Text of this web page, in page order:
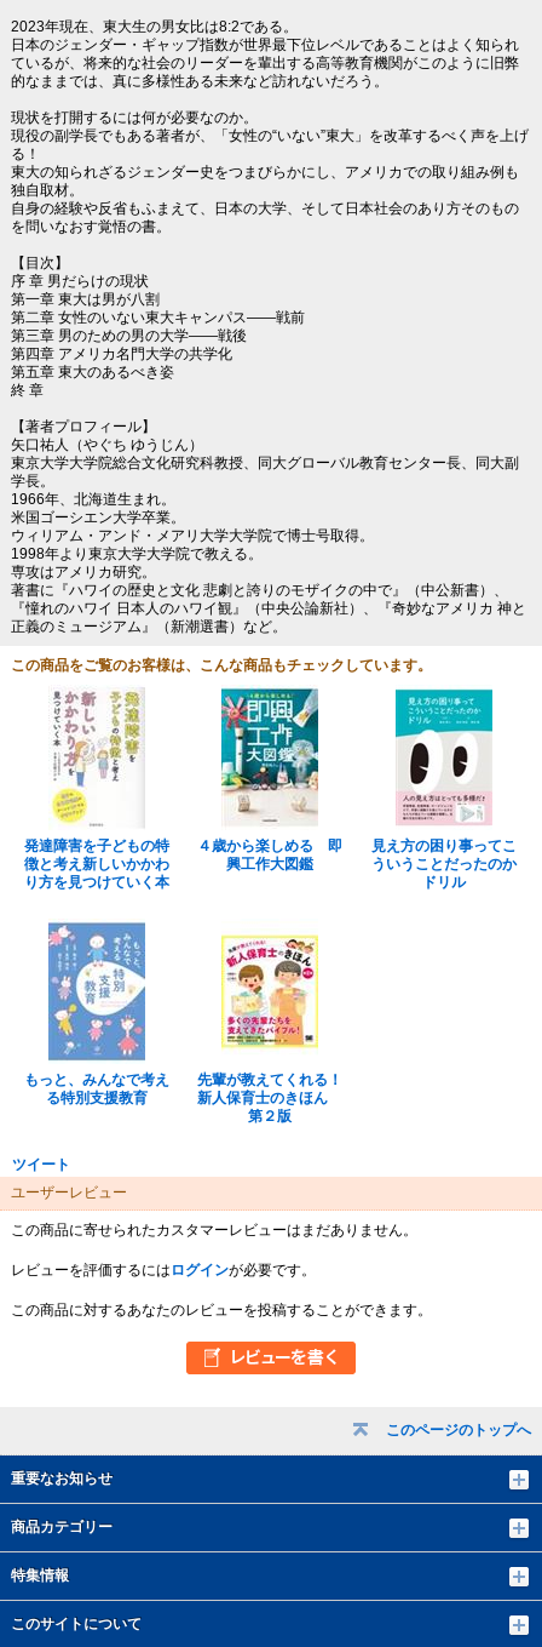
このページのトップへ
重要なお知らせ
商品カテゴリー
特集情報
このサイトについて
2023年現在、東大生の男女比は8:2である。
日本のジェンダー・ギャップ指数が世界最下位レベルであることはよく知られ
ているが、将来的な社会のリーダーを輩出する高等教育機関がこのように旧弊
的なままでは、真に多様性ある未来など訪れないだろう。
現状を打開するには何が必要なのか。
現役の副学長でもある著者が、「女性の“いない”東大」を改革するべく声を上げ
る！
東大の知られざるジェンダー史をつまびらかにし、アメリカでの取り組み例も
独自取材。
自身の経験や反省もふまえて、日本の大学、そして日本社会のあり方そのもの
を問いなおす覚悟の書。
【目次】
序 章 男だらけの現状
第一章 東大は男が八割
第二章 女性のいない東大キャンパス――戦前
第三章 男のための男の大学――戦後
第四章 アメリカ名門大学の共学化
第五章 東大のあるべき姿
終 章
【著者プロフィール】
矢口祐人（やぐち ゆうじん）
東京大学大学院総合文化研究科教授、同大グローバル教育センター長、同大副
学長。
1966年、北海道生まれ。
米国ゴーシエン大学卒業。
ウィリアム・アンド・メアリ大学大学院で博士号取得。
1998年より東京大学大学院で教える。
専攻はアメリカ研究。
著書に『ハワイの歴史と文化 悲劇と誇りのモザイクの中で』（中公新書）、
『憧れのハワイ 日本人のハワイ観』（中央公論新社）、『奇妙なアメリカ 神と
正義のミュージアム』（新潮選書）など。
この商品をご覧のお客様は、こんな商品もチェックしています。
発達障害を子どもの特
徴と考え新しいかかわ
り方を見つけていく本
４歳から楽しめる 即
興工作大図鑑
見え方の困り事ってこ
ういうことだったのか
ドリル
もっと、みんなで考え
る特別支援教育
先輩が教えてくれる！
新人保育士のきほん
第２版
ツイート
ユーザーレビュー
この商品に寄せられたカスタマーレビューはまだありません。
レビューを評価するには ログインが必要です。
この商品に対するあなたのレビューを投稿することができます。